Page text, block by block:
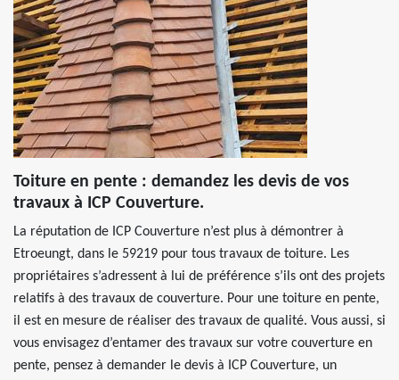
Toiture en pente : demandez les devis de vos
travaux à ICP Couverture.
La réputation de ICP Couverture n’est plus à démontrer à
Etroeungt, dans le 59219 pour tous travaux de toiture. Les
propriétaires s’adressent à lui de préférence s’ils ont des projets
relatifs à des travaux de couverture. Pour une toiture en pente,
il est en mesure de réaliser des travaux de qualité. Vous aussi, si
vous envisagez d’entamer des travaux sur votre couverture en
pente, pensez à demander le devis à ICP Couverture, un